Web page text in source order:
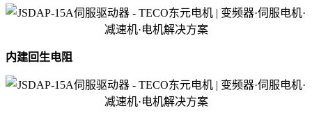
内建回生电阻